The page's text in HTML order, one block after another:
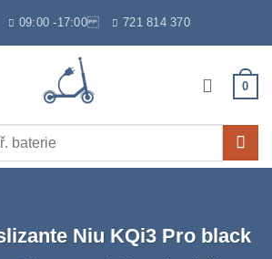
09:00 -17:00 721 814 370
0
Niu KQi3 Pro black